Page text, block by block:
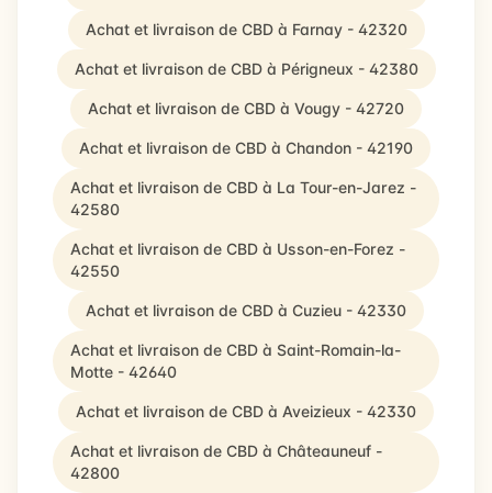
Achat et livraison de CBD à Farnay - 42320
Achat et livraison de CBD à Périgneux - 42380
Achat et livraison de CBD à Vougy - 42720
Achat et livraison de CBD à Chandon - 42190
Achat et livraison de CBD à La Tour-en-Jarez -
42580
Achat et livraison de CBD à Usson-en-Forez -
42550
Achat et livraison de CBD à Cuzieu - 42330
Achat et livraison de CBD à Saint-Romain-la-
Motte - 42640
Achat et livraison de CBD à Aveizieux - 42330
Achat et livraison de CBD à Châteauneuf -
42800